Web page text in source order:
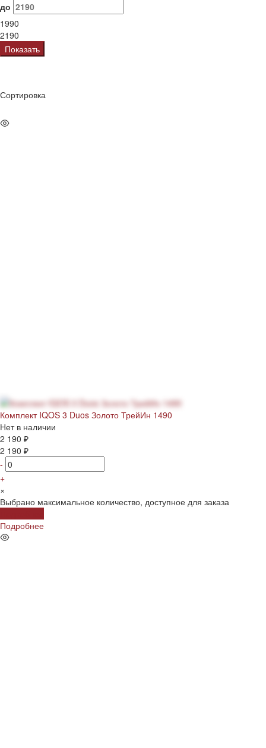
до
1990
2190
Показать
Сортировка
Комплект IQOS 3 Duos Золото ТрейИн 1490
Нет в наличии
2 190 ₽
2 190 ₽
-
+
×
Выбрано максимальное количество, доступное для заказа
Подробнее